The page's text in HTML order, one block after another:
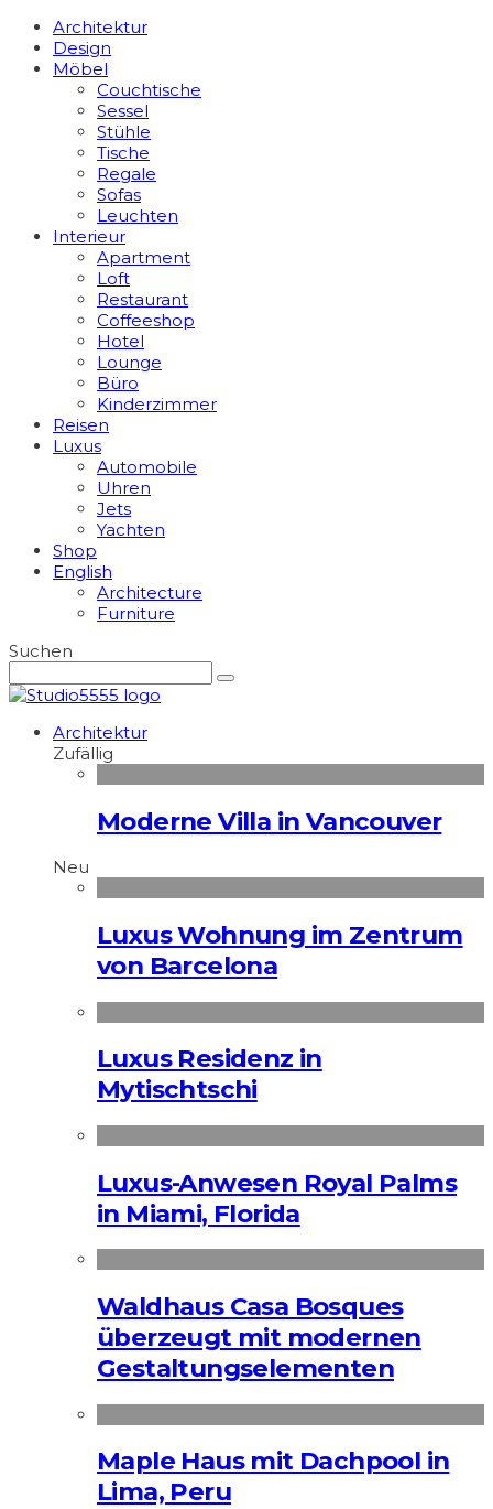
Architektur
Design
Möbel
Couchtische
Sessel
Stühle
Tische
Regale
Sofas
Leuchten
Interieur
Apart­ment
Loft
Restaurant
Coffeeshop
Hotel
Lounge
Büro
Kinderzimmer
Reisen
Luxus
Automobile
Uhren
Jets
Yachten
Shop
English
Architecture
Furniture
Suchen
Architektur
Zufällig
Moderne Villa in Vancouver
Neu
Luxus Wohnung im Zentrum
von Barcelona
Luxus Residenz in
Mytischtschi
Luxus-Anwesen Royal Palms
in Miami, Florida
Waldhaus Casa Bosques
überzeugt mit modernen
Gestaltungselementen
Maple Haus mit Dachpool in
Lima, Peru